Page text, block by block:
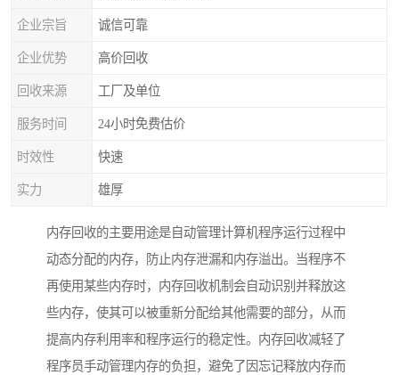
企业宗旨 诚信可靠
企业优势 高价回收
回收来源 工厂及单位
服务时间 24小时免费估价
时效性 快速
实力 雄厚
内存回收的主要用途是自动管理计算机程序运行过程中
动态分配的内存，防止内存泄漏和内存溢出。当程序不
再使用某些内存时，内存回收机制会自动识别并释放这
些内存，使其可以被重新分配给其他需要的部分，从而
提高内存利用率和程序运行的稳定性。内存回收减轻了
程序员手动管理内存的负担，避免了因忘记释放内存而